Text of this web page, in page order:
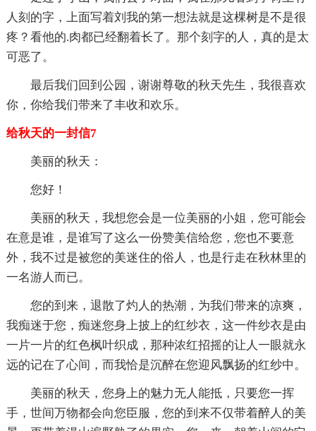
人刻的字，上面写着刘我的第一想法就是这棵树是不是很
疼？看他的.肉都已经翻着长了。那个刻字的人，真的是太
可恶了。
最后我们回到公园，谢谢尊敬的秋天先生，我很喜欢
你，你给我们带来了丰收和欢乐。
给秋天的一封信7
美丽的秋天：
您好！
美丽的秋天，我想您会是一位美丽的小姐，您可能会
在意是谁，是谁写了这么一份赞美信给您，您也不要意
外，我不过是被您的美迷住的俗人，也是行走在秋林里的
一名游人而已。
您的到来，退散了灼人的热潮，为我们带来的凉爽，
我痴迷于您，痴迷您身上披上的红纱衣，这一件纱衣是由
一片一片的红色枫叶织成，那种浓红招摇的让人一眼就永
远的记在了心间，而我恰是沉醉在您迎风飘扬的红纱中。
美丽的秋天，您身上的魅力无人能抵，只要您一挥
手，世间万物都会向您臣服，您的到来不仅带着醉人的美